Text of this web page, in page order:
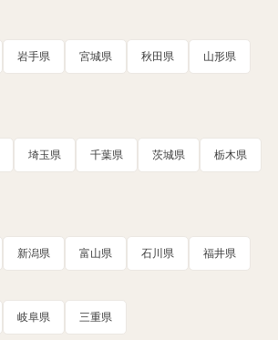
岩手県 宮城県 秋田県 山形県
埼玉県 千葉県 茨城県 栃木県
新潟県 富山県 石川県 福井県
岐阜県 三重県